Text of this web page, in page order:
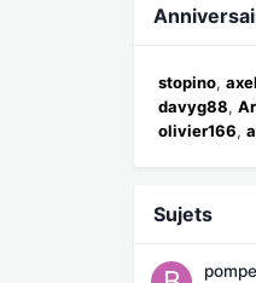
stopino
davyg88
olivier166
Sujets